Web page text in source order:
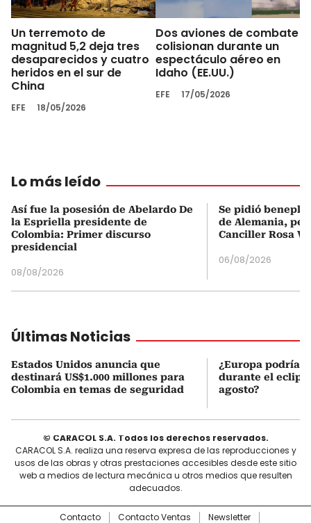
Un terremoto de
magnitud 5,2 deja tres
desaparecidos y cuatro
heridos en el sur de
China
EFE 18/05/2026
Dos aviones de combate
colisionan durante un
espectáculo aéreo en
Idaho (EE.UU.)
EFE 17/05/2026
Lo más leído
Así fue la posesión de Abelardo De
la Espriella presidente de
Colombia: Primer discurso
presidencial
08/08/2026
Se pidió
de Alemania,
Canciller Rosa
06/08/2026
Últimas Noticias
Estados Unidos anuncia que
destinará US$1.000 millones para
Colombia en temas de seguridad
¿Europa podría
durante el
agosto?
© CARACOL S.A. Todos los derechos reservados.
CARACOL S.A. realiza una reserva expresa de las reproducciones y
usos de las obras y otras prestaciones accesibles desde este sitio
web a medios de lectura mecánica u otros medios que resulten
adecuados.
Contacto Contacto Ventas Newsletter